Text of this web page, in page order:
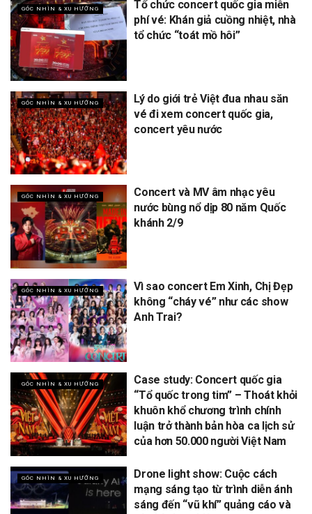
GÓC NHÌN & XU HƯỚNG
Tổ chức concert quốc gia miễn
phí vé: Khán giả cuồng nhiệt, nhà
tổ chức “toát mồ hôi”
GÓC NHÌN & XU HƯỚNG
Lý do giới trẻ Việt đua nhau săn
vé đi xem concert quốc gia,
concert yêu nước
GÓC NHÌN & XU HƯỚNG
Concert và MV âm nhạc yêu
nước bùng nổ dịp 80 năm Quốc
khánh 2/9
GÓC NHÌN & XU HƯỚNG
Vì sao concert Em Xinh, Chị Đẹp
không “cháy vé” như các show
Anh Trai?
GÓC NHÌN & XU HƯỚNG
Case study: Concert quốc gia
“Tổ quốc trong tim” – Thoát khỏi
khuôn khổ chương trình chính
luận trở thành bản hòa ca lịch sử
của hơn 50.000 người Việt Nam
GÓC NHÌN & XU HƯỚNG
Drone light show: Cuộc cách
mạng sáng tạo từ trình diễn ánh
sáng đến “vũ khí” quảng cáo và